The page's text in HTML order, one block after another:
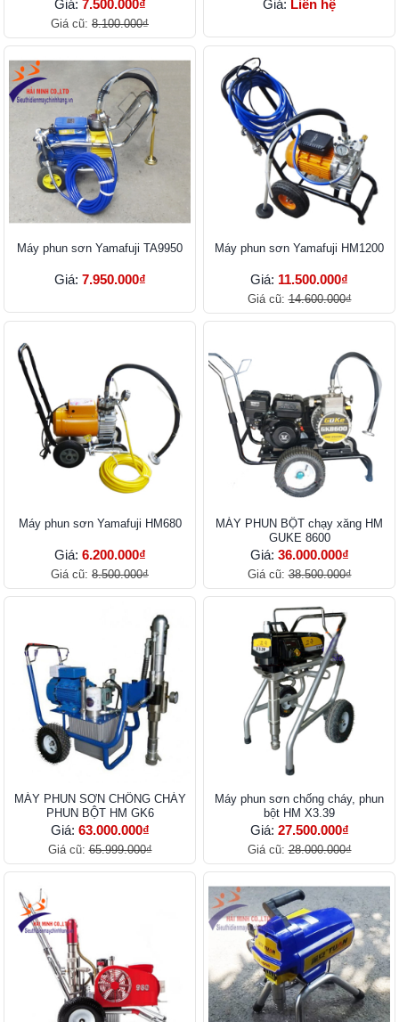
Giá: 7.500.000₫
Giá cũ: 8.100.000₫
Giá: Liên hệ
Máy phun sơn Yamafuji TA9950
Giá: 7.950.000₫
Máy phun sơn Yamafuji HM1200
Giá: 11.500.000₫
Giá cũ:14.600.000₫
Máy phun sơn Yamafuji HM680
Giá: 6.200.000₫
Giá cũ: 8.500.000₫
MÁY PHUN BỘT chạy xăng HM
GUKE 8600
Giá: 36.000.000₫
Giá cũ:38.500.000₫
MÁY PHUN SƠN CHỐNG CHÁY
PHUN BỘT HM GK6
Giá: 63.000.000₫
Giá cũ:65.999.000₫
Máy phun sơn chống cháy, phun
bột HM X3.39
Giá: 27.500.000₫
Giá cũ:28.000.000₫